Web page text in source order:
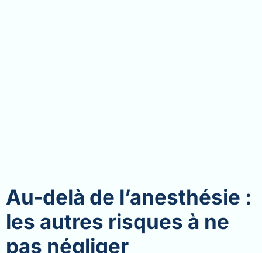
Au-delà de l’anesthésie :
les autres risques à ne
pas négliger